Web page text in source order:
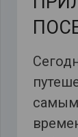
самым